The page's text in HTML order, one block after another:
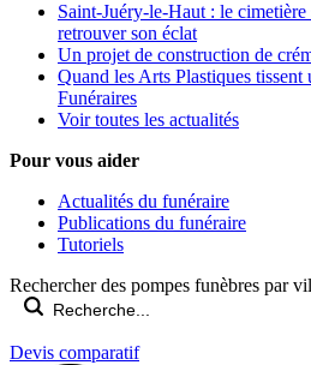
Saint-Juéry-le-Haut : le
retrouver son éclat
Un projet de construction de
Quand les Arts Plastiques
Funéraires
Voir toutes les actualités
Pour vous aider
Actualités du funéraire
Publications du funéraire
Tutoriels
Rechercher des pompes funèbres par
Devis comparatif